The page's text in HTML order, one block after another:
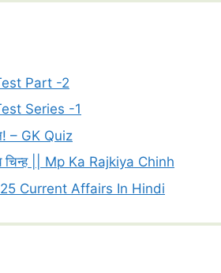
Test Part -2
Test Series -1
– GK Quiz
चिन्ह || Mp Ka Rajkiya Chinh
Current Affairs In Hindi